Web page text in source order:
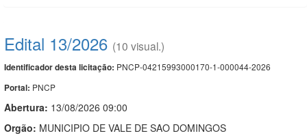
Edital 13/2026 (10 visual.)
Identificador desta licitação: PNCP-04215993000170-1-000044-2026
Portal: PNCP
Abertura: 13/08/2026 09:00
Orgão: MUNICIPIO DE VALE DE SAO DOMINGOS